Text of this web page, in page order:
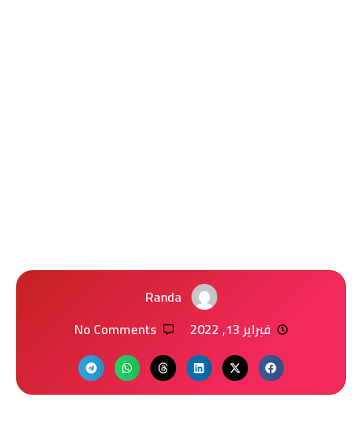
Randa
فبراير 13, 2022
No Comments